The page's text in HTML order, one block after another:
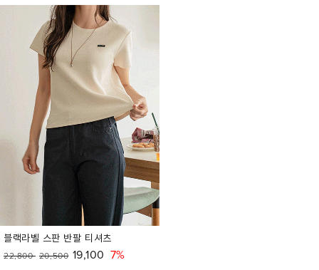
블랙라벨 스판 반팔 티셔츠
22,800 20,500 19,100 7%